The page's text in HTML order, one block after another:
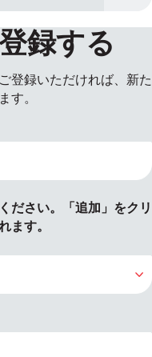
録する
登録いただければ、新た
す。
ださい。「追加」をクリ
ます。